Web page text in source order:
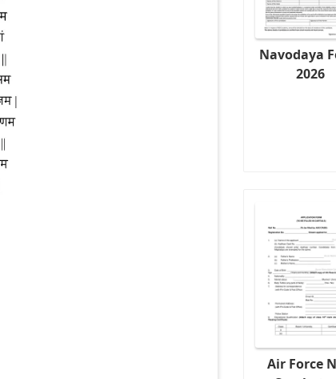
Navodaya
2026
Air Force